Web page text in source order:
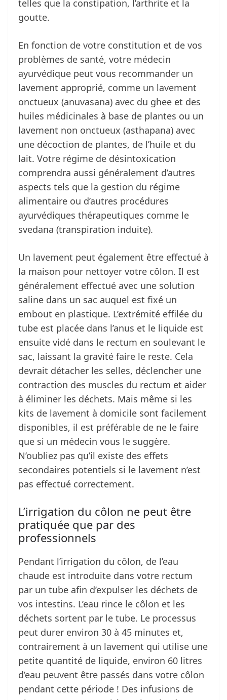
telles que la constipation, l’arthrite et la
goutte.
En fonction de votre constitution et de vos
problèmes de santé, votre médecin
ayurvédique peut vous recommander un
lavement approprié, comme un lavement
onctueux (anuvasana) avec du ghee et des
huiles médicinales à base de plantes ou un
lavement non onctueux (asthapana) avec
une décoction de plantes, de l’huile et du
lait. Votre régime de désintoxication
comprendra aussi généralement d’autres
aspects tels que la gestion du régime
alimentaire ou d’autres procédures
ayurvédiques thérapeutiques comme le
svedana (transpiration induite).
Un lavement peut également être effectué à
la maison pour nettoyer votre côlon. Il est
généralement effectué avec une solution
saline dans un sac auquel est fixé un
embout en plastique. L’extrémité effilée du
tube est placée dans l’anus et le liquide est
ensuite vidé dans le rectum en soulevant le
sac, laissant la gravité faire le reste. Cela
devrait détacher les selles, déclencher une
contraction des muscles du rectum et aider
à éliminer les déchets. Mais même si les
kits de lavement à domicile sont facilement
disponibles, il est préférable de ne le faire
que si un médecin vous le suggère.
N’oubliez pas qu’il existe des effets
secondaires potentiels si le lavement n’est
pas effectué correctement.
L’irrigation du côlon ne peut être
pratiquée que par des
professionnels
Pendant l’irrigation du côlon, de l’eau
chaude est introduite dans votre rectum
par un tube afin d’expulser les déchets de
vos intestins. L’eau rince le côlon et les
déchets sortent par le tube. Le processus
peut durer environ 30 à 45 minutes et,
contrairement à un lavement qui utilise une
petite quantité de liquide, environ 60 litres
d’eau peuvent être passés dans votre côlon
pendant cette période ! Des infusions de